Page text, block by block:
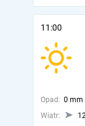
11:00
Opad: 0 mm
Wiatr: